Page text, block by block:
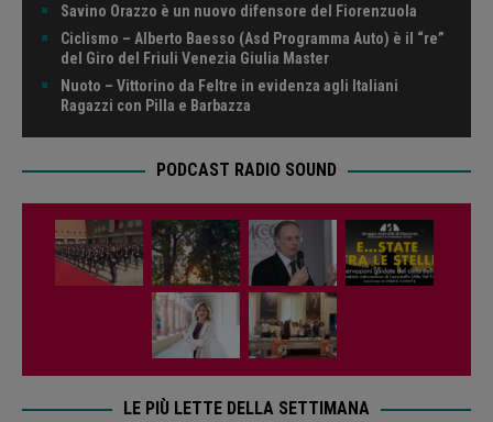
Savino Orazzo è un nuovo difensore del Fiorenzuola
Ciclismo – Alberto Baesso (Asd Programma Auto) è il “re”
del Giro del Friuli Venezia Giulia Master
Nuoto – Vittorino da Feltre in evidenza agli Italiani
Ragazzi con Pilla e Barbazza
PODCAST RADIO SOUND
LE PIÙ LETTE DELLA SETTIMANA